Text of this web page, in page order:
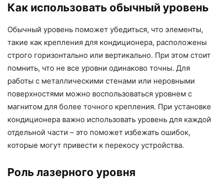
Как использовать обычный уровень
Обычный уровень поможет убедиться, что элементы,
такие как крепления для кондиционера, расположены
строго горизонтально или вертикально. При этом стоит
помнить, что не все уровни одинаково точны. Для
работы с металлическими стенами или неровными
поверхностями можно воспользоваться уровнем с
магнитом для более точного крепления. При установке
кондиционера важно использовать уровень для каждой
отдельной части – это поможет избежать ошибок,
которые могут привести к перекосу устройства.
Роль лазерного уровня